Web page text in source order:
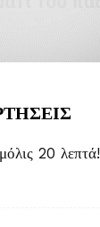
20 λεπτά!